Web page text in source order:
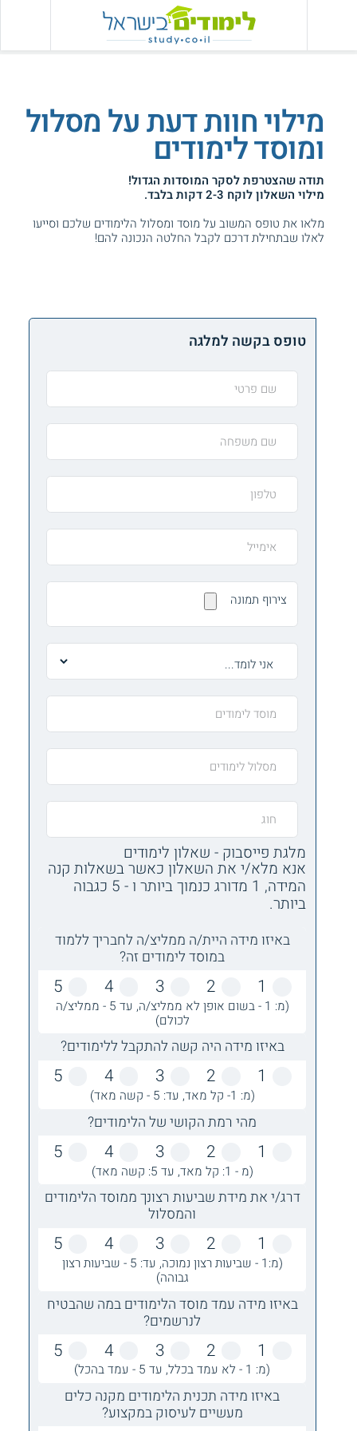
מילוי חוות דעת על מסלול
ומוסד לימודים
תודה שהצטרפת לסקר המוסדות הגדול!
מילוי השאלון לוקח 2-3 דקות בלבד.
מלאו את טופס המשוב על מוסד ומסלול הלימודים שלכם וסייעו
לאלו שבתחילת דרכם לקבל החלטה הנכונה להם!
טופס בקשה למלגה
צירוף תמונה
מלגת פייסבוק - שאלון לימודים
אנא מלא/י את השאלון כאשר בשאלות קנה
המידה, 1 מדורג כנמוך ביותר ו - 5 כגבוה
ביותר.
באיזו מידה היית/ה ממליצ/ה לחבריך ללמוד
במוסד לימודים זה?
1
2
3
4
5
(מ: 1 - בשום אופן לא ממליצ/ה, עד 5 - ממליצ/ה
לכולם)
באיזו מידה היה קשה להתקבל ללימודים?
1
2
3
4
5
(מ: 1- קל מאד, עד: 5 - קשה מאד)
מהי רמת הקושי של הלימודים?
1
2
3
4
5
(מ - 1: קל מאד, עד 5: קשה מאד)
דרג/י את מידת שביעות רצונך ממוסד הלימודים
והמסלול
1
2
3
4
5
(מ:1 - שביעות רצון נמוכה, עד: 5 - שביעות רצון
גבוהה)
באיזו מידה עמד מוסד הלימודים במה שהבטיח
לנרשמים?
1
2
3
4
5
(מ: 1 - לא עמד בכלל, עד 5 - עמד בהכל)
באיזו מידה תכנית הלימודים מקנה כלים
מעשיים לעיסוק במקצוע?